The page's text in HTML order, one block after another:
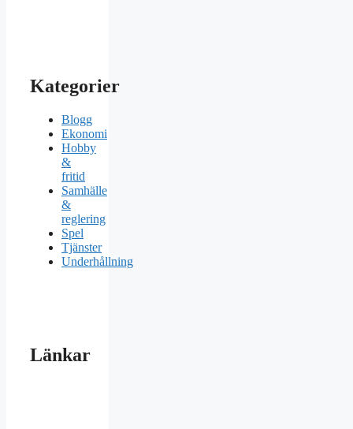
Kategorier
Blogg
Ekonomi
Hobby
&
fritid
Samhälle
&
reglering
Spel
Tjänster
Underhållning
Länkar